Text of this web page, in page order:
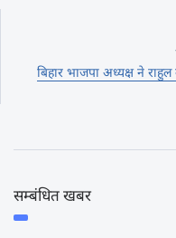
बिहार भाजपा अध्यक्ष ने
सम्बंधित खबर